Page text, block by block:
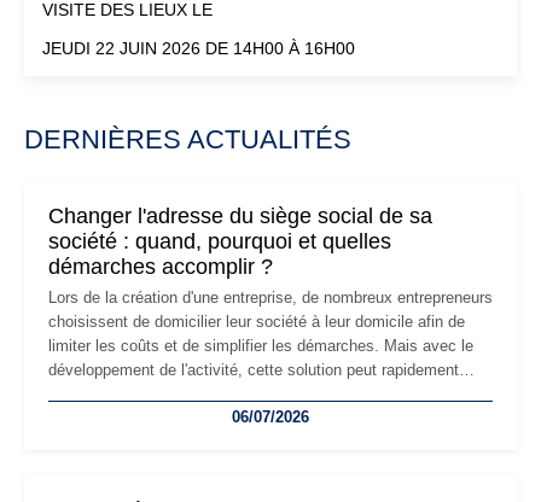
VISITE DES LIEUX LE
JEUDI 22 JUIN 2026 DE 14H00 À 16H00
DERNIÈRES ACTUALITÉS
Changer l'adresse du siège social de sa
société : quand, pourquoi et quelles
démarches accomplir ?
Lors de la création d'une entreprise, de nombreux entrepreneurs
choisissent de domicilier leur société à leur domicile afin de
limiter les coûts et de simplifier les démarches. Mais avec le
développement de l'activité, cette solution peut rapidement
professionnels, recrutement, image de marque… Le
06/07/2026